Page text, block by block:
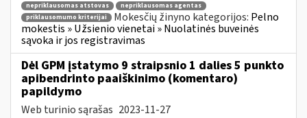
nepriklausomas atstovas
nepriklausomas agentas
priklausomumo kriterijai
Mokesčių žinyno kategorijos: Pelno
mokestis » Užsienio vienetai » Nuolatinės buveinės
sąvoka ir jos registravimas
Dėl GPM įstatymo 9 straipsnio 1 dalies 5 punkto
apibendrinto paaiškinimo (komentaro)
papildymo
Web turinio sąrašas 2023-11-27